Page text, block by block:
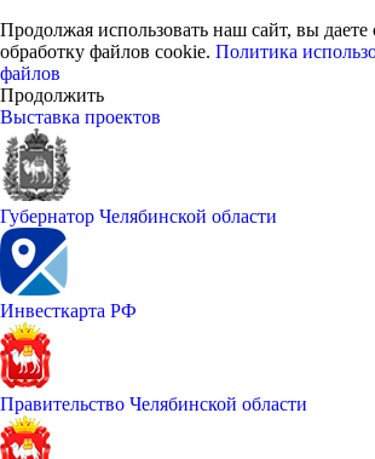
Продолжая использовать наш сайт, вы даете
обработку файлов cookie. Политика
файлов
Продолжить
Выставка проектов
Губернатор Челябинской области
Инвесткарта РФ
Правительство Челябинской области